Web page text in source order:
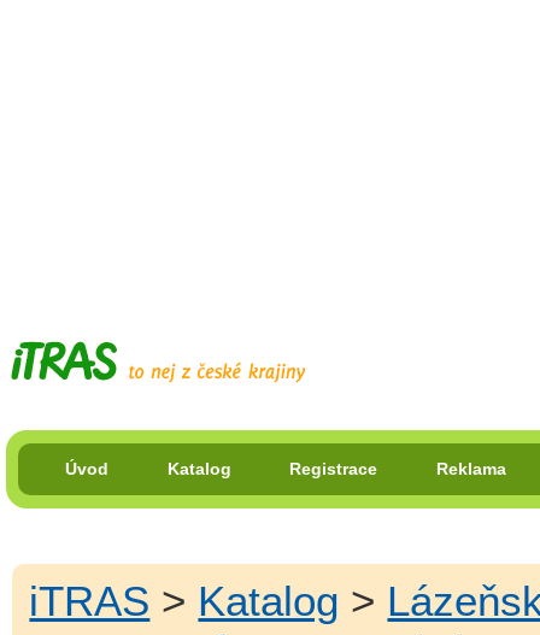
Úvod Katalog Registrace Reklama
iTRAS > Katalog >